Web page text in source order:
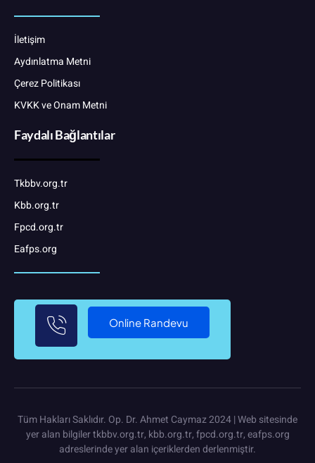
İletişim
Aydınlatma Metni
Çerez Politikası
KVKK ve Onam Metni
Faydalı Bağlantılar
Tkbbv.org.tr
Kbb.org.tr
Fpcd.org.tr
Eafps.org
Online Randevu
Tüm Hakları Saklıdır. Op. Dr. Ahmet Caymaz 2024 | Web sitesinde
yer alan bilgiler tkbbv.org.tr, kbb.org.tr, fpcd.org.tr, eafps.org
adreslerinde yer alan içeriklerden derlenmiştir.